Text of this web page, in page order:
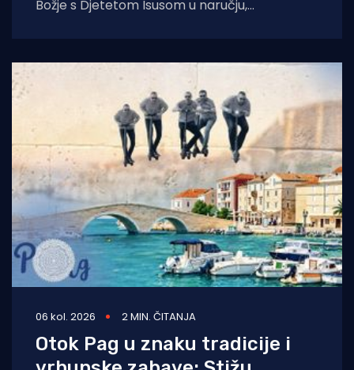
Božje s Djetetom Isusom u naručju,
06 kol. 2026 2 MIN. ČITANJA
Otok Pag u znaku tradicije i